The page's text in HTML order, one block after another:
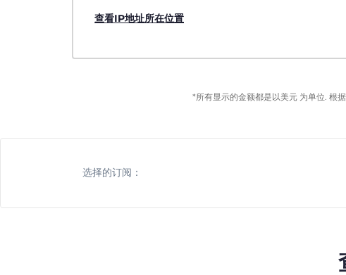
查看IP地址所在位置
*所有显示的金额都是以美元 为单位. 根
选择的订阅：